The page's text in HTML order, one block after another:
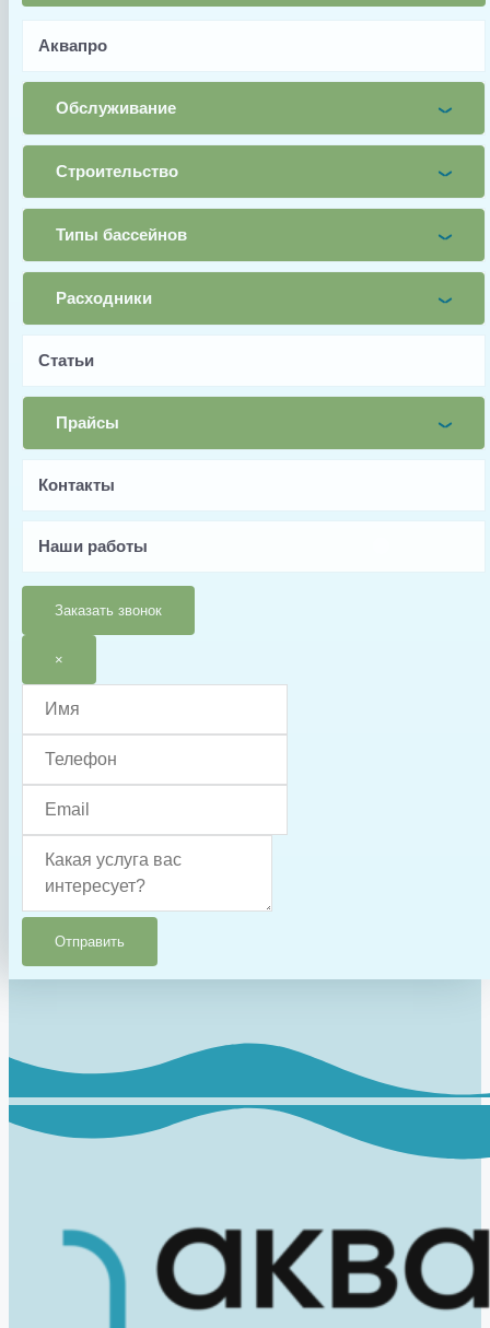
Аквапро
Обслуживание
Строительство
Типы бассейнов
Расходники
Статьи
Прайсы
Контакты
Наши работы
Заказать звонок
×
Отправить
Имя
Почта
Телефон
Заявка
Заказать
Производитель
Aquaviva
Вес, кг
Страна производства
Гарантия
Тип запчасти
Прокладка/резинка